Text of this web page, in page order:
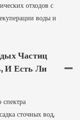
отходов с
воды и
Частиц
И Есть Ли
сточных вод,